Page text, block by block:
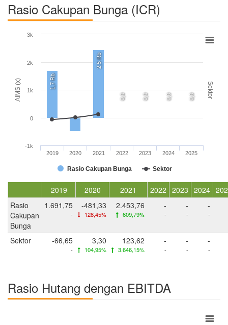
Rasio Cakupan Bunga (ICR)
AIMS (x) Sektor
1,7 Rb
2,5 Rb
0,0 0,0 0,0 0,0
Rasio Cakupan Bunga Sektor
2019 2020 2021 2022 2023 2024 2025
-1k
0
1k
2k
3k
2019 2020 2021 2022 2023 2024
Rasio
Cakupan
Bunga
1.691,75
-
-481,33
128,45%
2.453,76
609,79%
-
-
-
-
-
-
Sektor -66,65
-
3,30
104,95%
123,62
3.646,15%
-
-
-
-
-
-
Rasio Hutang dengan EBITDA